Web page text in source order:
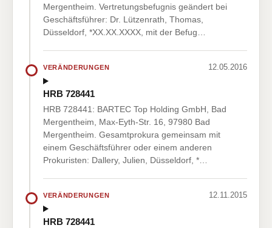
Mergentheim. Vertretungsbefugnis geändert bei
Geschäftsführer: Dr. Lützenrath, Thomas,
Düsseldorf, *XX.XX.XXXX, mit der Befug…
VERÄNDERUNGEN 12.05.2016
HRB 728441
HRB 728441: BARTEC Top Holding GmbH, Bad
Mergentheim, Max-Eyth-Str. 16, 97980 Bad
Mergentheim. Gesamtprokura gemeinsam mit
einem Geschäftsführer oder einem anderen
Prokuristen: Dallery, Julien, Düsseldorf, *…
VERÄNDERUNGEN 12.11.2015
HRB 728441